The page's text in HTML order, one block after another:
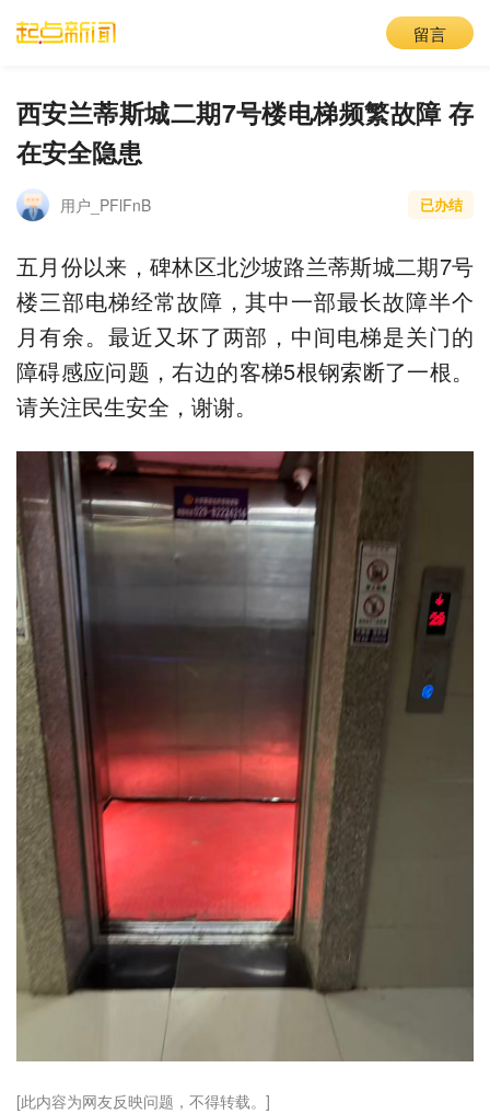
留言
西安兰蒂斯城二期7号楼电梯频繁故障 存
在安全隐患
用户_PFlFnB 已办结
五月份以来，碑林区北沙坡路兰蒂斯城二期7号
楼三部电梯经常故障，其中一部最长故障半个
月有余。最近又坏了两部，中间电梯是关门的
障碍感应问题，右边的客梯5根钢索断了一根。
请关注民生安全，谢谢。
[此内容为网友反映问题，不得转载。]